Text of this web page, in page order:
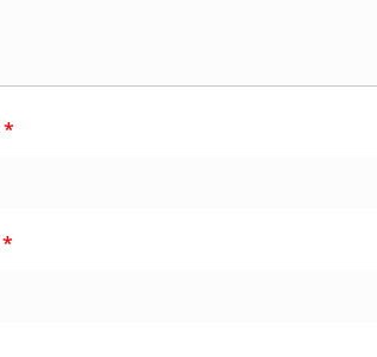
*
*